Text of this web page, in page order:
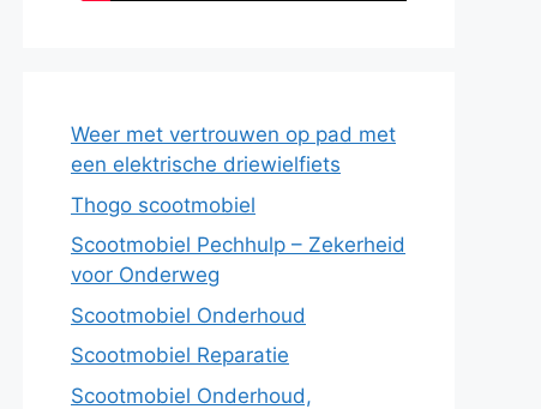
Weer met vertrouwen op pad met
een elektrische driewielfiets
Thogo scootmobiel
Scootmobiel Pechhulp – Zekerheid
voor Onderweg
Scootmobiel Onderhoud
Scootmobiel Reparatie
Scootmobiel Onderhoud,